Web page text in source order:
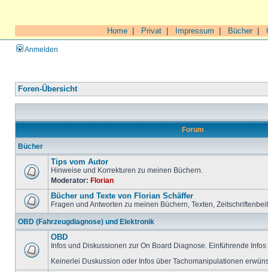
Home Privat Impressum Bücher|
Anmelden
Foren-Übersicht
Forum
Bücher
Tips vom Autor
Hinweise und Korrekturen zu meinen Büchern.
Moderator: Florian
Bücher und Texte von Florian Schäffer
Fragen und Antworten zu meinen Büchern, Texten,
OBD (Fahrzeugdiagnose) und Elektronik
OBD
Infos und Diskussionen zur On Board Diagnose. Einführende
Keinerlei Duskussion oder Infos über Tachomanipulationen